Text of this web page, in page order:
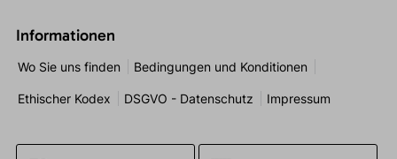
Informationen
Wo Sie uns finden Bedingungen und Konditionen
Ethischer Kodex DSGVO - Datenschutz Impressum